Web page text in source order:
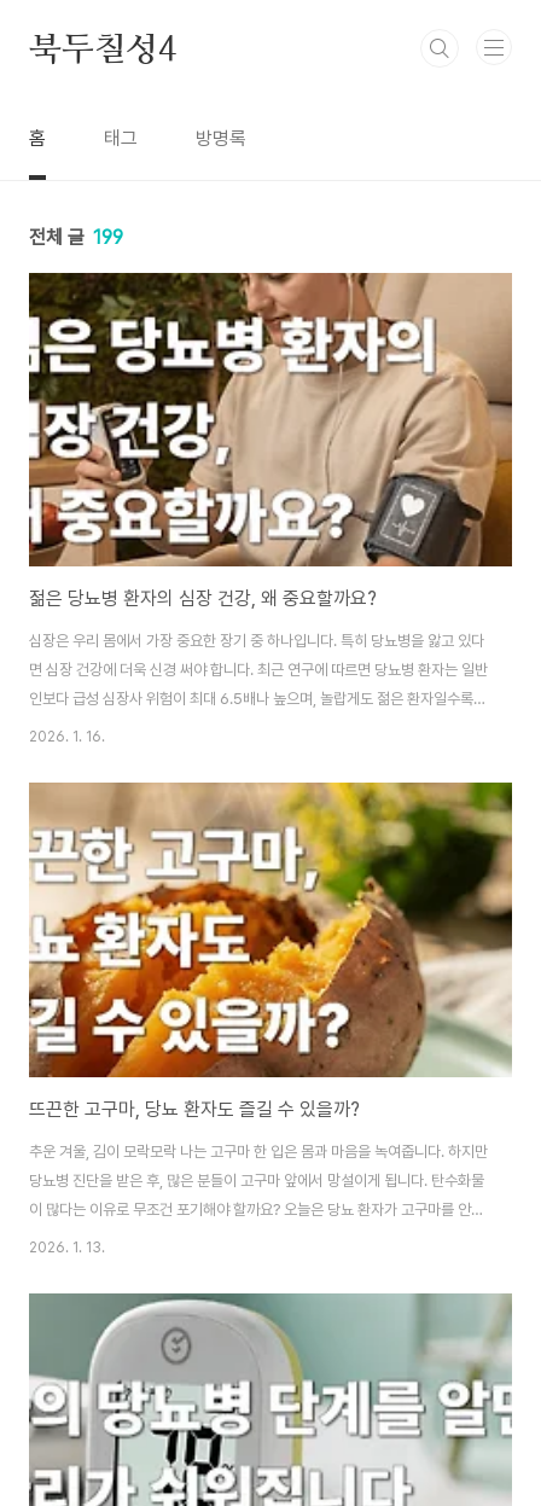
북두칠성4
홈 태그 방명록
전체 글 199
젊은 당뇨병 환자의 심장 건강, 왜 중요할까요?
심장은 우리 몸에서 가장 중요한 장기 중 하나입니다. 특히 당뇨병을 앓고 있다
면 심장 건강에 더욱 신경 써야 합니다. 최근 연구에 따르면 당뇨병 환자는 일반
인보다 급성 심장사 위험이 최대 6.5배나 높으며, 놀랍게도 젊은 환자일수록
위험도가 더 크다고 합니다. 오늘은 당뇨병과 심장 건강의 관계, 그리고 우리가
아야 할 심장 위험 신호 이 글의 순서1. 당뇨병 환자의 급성 심장사 위험은 얼마
나 높을까2. 젊은 당뇨병 환자가 더 위험한 이유3. 심장 건강을 위협하는 세 가
지 주요 원인4. 매일 실천할 수 있는 심장 건강 관리법5. 정기 검진의 중요성과
검사 항목6. Q&A7. 결론 이 글의 요약✔ 당뇨병 환자는 일반인보다 급성 심..
2026. 1. 16.
뜨끈한 고구마, 당뇨 환자도 즐길 수 있을까?
추운 겨울, 김이 모락모락 나는 고구마 한 입은 몸과 마음을 녹여줍니다. 하지만
당뇨병 진단을 받은 후, 많은 분들이 고구마 앞에서 망설이게 됩니다. 탄수화물
이 많다는 이유로 무조건 포기해야 할까요? 오늘은 당뇨 환자가 고구마를 안전
하게 즐기는 방법을 알아보겠습니다. 부제: 당뇨 환자를 위한 고구마 섭취 가이
라지는 혈당 영향3. 적정 섭취량과 먹는 시간대4. 고구마와 함께 먹으면 좋은
음식5. Q&A6. 결론 이 글의 요약✔ 당뇨 환자에게 절대 금지 음식은 없으며
중요한 것은 섭취 방법입니다. ✔ 군고구마보다 삶거나 찐 고구마가 혈당 상승
을 덜 유발합니다. ✔ 식사대용으로 먹을 때는 120~150g 정도가 적당한 양입
니다..
2026. 1. 13.